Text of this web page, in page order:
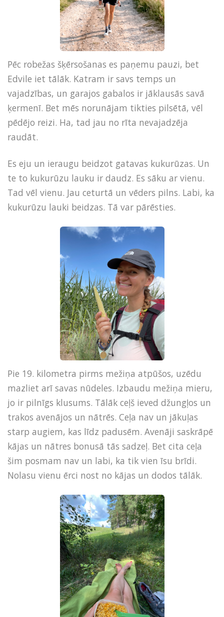
Pēc robežas šķērsošanas es paņemu pauzi, bet
Edvile iet tālāk. Katram ir savs temps un
vajadzības, un garajos gabalos ir jāklausās savā
ķermenī. Bet mēs norunājam tikties pilsētā, vēl
pēdējo reizi. Ha, tad jau no rīta nevajadzēja
raudāt.
Es eju un ieraugu beidzot gatavas kukurūzas. Un
te to kukurūzu lauku ir daudz. Es sāku ar vienu.
Tad vēl vienu. Jau ceturtā un vēders pilns. Labi, ka
kukurūzu lauki beidzas. Tā var pārēsties.
Pie 19. kilometra pirms mežiņa atpūšos, uzēdu
mazliet arī savas nūdeles. Izbaudu mežiņa mieru,
jo ir pilnīgs klusums. Tālāk ceļš ieved džungļos un
trakos avenājos un nātrēs. Ceļa nav un jākuļas
starp augiem, kas līdz padusēm. Avenāji saskrāpē
kājas un nātres bonusā tās sadzeļ. Bet cita ceļa
šim posmam nav un labi, ka tik vien īsu brīdi.
Nolasu vienu ērci nost no kājas un dodos tālāk.